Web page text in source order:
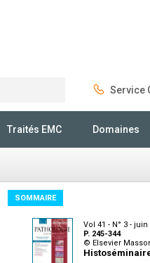
Service
Traités EMC Domaines
SOMMAIRE
Vol 41 - N° 3 - juin
P. 245-344
© Elsevier